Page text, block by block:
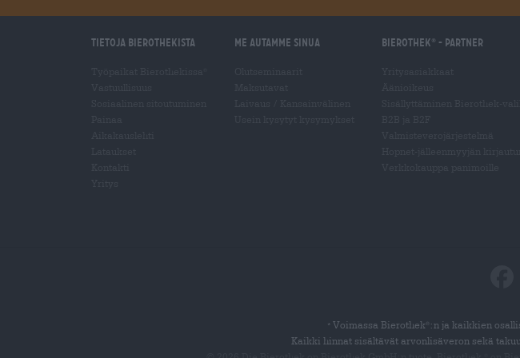
Tietoja Bierothekista Me autamme sinua Bierothek - Partner
* Voimassa Bierothek :n ja kaikkien
Kaikki hinnat sisältävät arvonlisäveron sekä